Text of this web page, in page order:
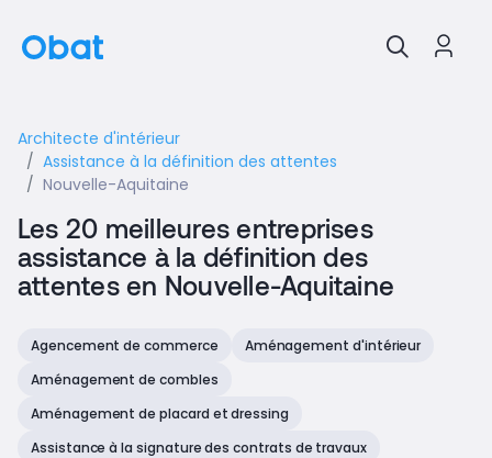
Architecte d'intérieur
Assistance à la définition des attentes
Nouvelle-Aquitaine
Les 20 meilleures entreprises
assistance à la définition des
attentes en Nouvelle-Aquitaine
Agencement de commerce
Aménagement d'intérieur
Aménagement de combles
Aménagement de placard et dressing
Assistance à la signature des contrats de travaux